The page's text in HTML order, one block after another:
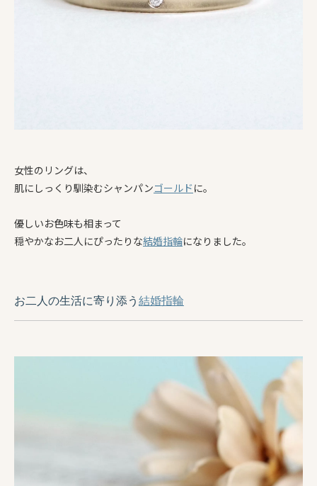
女性のリングは、
肌にしっくり馴染むシャンパンゴールド に。
優しいお色味も相まって
穏やかなお二人にぴったりな結婚指輪になりました。
お二人の生活に寄り添う 結婚指輪